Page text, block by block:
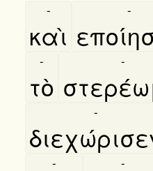
καὶ
- -
τὸ
- -
-
- -